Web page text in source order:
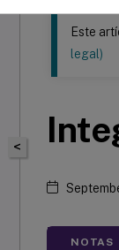
<
Este
legal)
NOTAS